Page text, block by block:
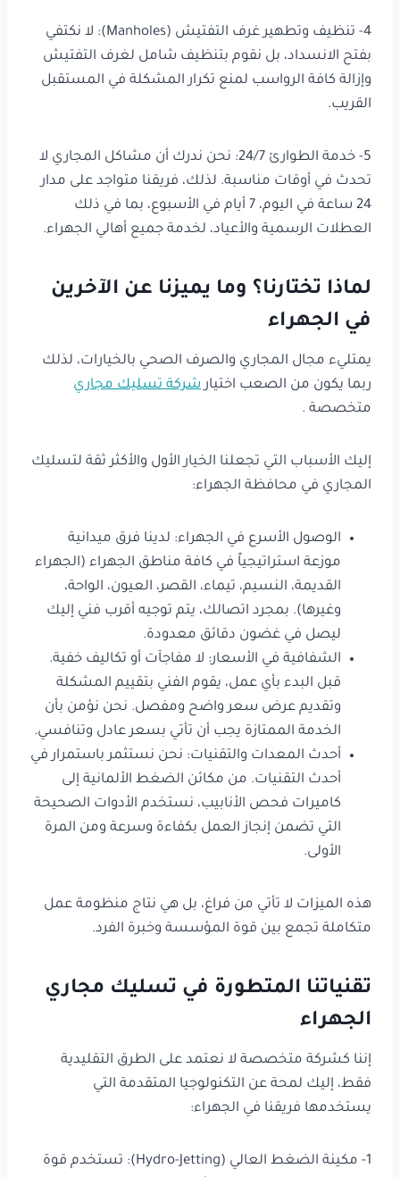
4- تنظيف وتطهير غرف التفتيش (Manholes): لا نكتفي
بفتح الانسداد، بل نقوم بتنظيف شامل لغرف التفتيش
وإزالة كافة الرواسب لمنع تكرار المشكلة في المستقبل
القريب.
5- خدمة الطوارئ 24/7: نحن ندرك أن مشاكل المجاري لا
تحدث في أوقات مناسبة. لذلك، فريقنا متواجد على مدار
24 ساعة في اليوم، 7 أيام في الأسبوع، بما في ذلك
العطلات الرسمية والأعياد، لخدمة جميع أهالي الجهراء.
لماذا تختارنا؟ وما يميزنا عن الآخرين
في الجهراء
يمتليء مجال المجاري والصرف الصحي بالخيارات، لذلك
ربما يكون من الصعب اختيار شركة تسليك مجاري
متخصصة .
إليك الأسباب التي تجعلنا الخيار الأول والأكثر ثقة لتسليك
المجاري في محافظة الجهراء:
الوصول الأسرع في الجهراء: لدينا فرق ميدانية
موزعة استراتيجياً في كافة مناطق الجهراء (الجهراء
القديمة، النسيم، تيماء، القصر، العيون، الواحة،
وغيرها). بمجرد اتصالك، يتم توجيه أقرب فني إليك
ليصل في غضون دقائق معدودة.
الشفافية في الأسعار: لا مفاجآت أو تكاليف خفية.
قبل البدء بأي عمل، يقوم الفني بتقييم المشكلة
وتقديم عرض سعر واضح ومفصل. نحن نؤمن بأن
الخدمة الممتازة يجب أن تأتي بسعر عادل وتنافسي.
أحدث المعدات والتقنيات: نحن نستثمر باستمرار في
أحدث التقنيات. من مكائن الضغط الألمانية إلى
كاميرات فحص الأنابيب، نستخدم الأدوات الصحيحة
التي تضمن إنجاز العمل بكفاءة وسرعة ومن المرة
الأولى.
هذه الميزات لا تأتي من فراغ، بل هي نتاج منظومة عمل
متكاملة تجمع بين قوة المؤسسة وخبرة الفرد.
تقنياتنا المتطورة في تسليك مجاري
الجهراء
إننا كشركة متخصصة لا نعتمد على الطرق التقليدية
فقط، إليك لمحة عن التكنولوجيا المتقدمة التي
يستخدمها فريقنا في الجهراء:
1- مكينة الضغط العالي (Hydro-Jetting): تستخدم قوة